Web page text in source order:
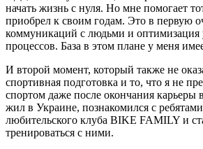
начать жизнь с нуля. Но мне помогает
приобрел к своим годам. Это в первую
коммуникаций с людьми и оптимизация
процессов. База в этом плане у меня
И второй момент, который также не
спортивная подготовка и то, что я не
спортом даже после окончания карьеры
жил в Украине, познакомился с
любительского клуба BIKE FAMILY и
тренироваться с ними.